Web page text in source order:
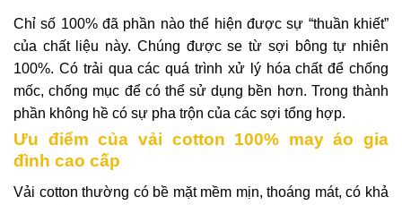
Chỉ số 100% đã phần nào thể hiện được sự “thuần khiết”
của chất liệu này. Chúng được se từ sợi bông tự nhiên
100%. Có trải qua các quá trình xử lý hóa chất để chống
mốc, chống mục để có thể sử dụng bền hơn. Trong thành
phần không hề có sự pha trộn của các sợi tổng hợp.
Ưu điểm của vải cotton 100% may áo gia
đình cao cấp
Vải cotton thường có bề mặt mềm mịn, thoáng mát, có khả